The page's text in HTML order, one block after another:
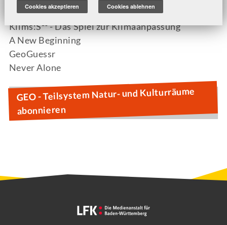
Cookies akzeptieren Cookies ablehnen
Terra Nil
Klims:S²¹ - Das Spiel zur Klimaanpassung
A New Beginning
GeoGuessr
Never Alone
GEO - Teilsystem Natur- und Kulturräume
abonnieren